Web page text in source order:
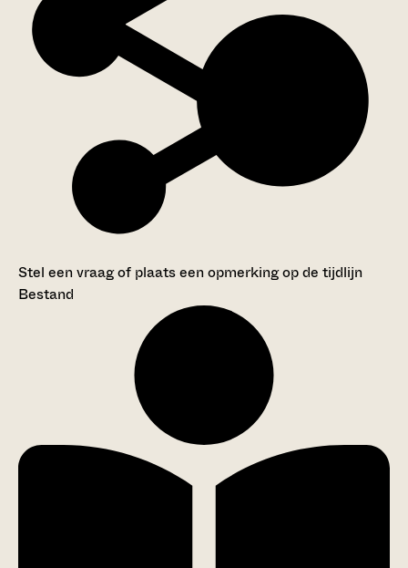
Stel een vraag of plaats een opmerking op de tijdlijn
Bestand